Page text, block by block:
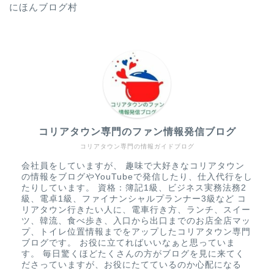
にほんブログ村
コリアタウン専門の情報ガイドブログ
コリアタウン専門のファン情報発信ブログ
会社員をしていますが、 趣味で大好きなコリアタウン
の情報をブログやYouTubeで発信したり、仕入代行をし
たりしています。 資格：簿記1級、ビジネス実務法務2
級、電卓1級、ファイナンシャルプランナー3級など コ
リアタウン行きたい人に、電車行き方、ランチ、スイー
ツ、韓流、食べ歩き、入口から出口までのお店全店マッ
プ、トイレ位置情報までをアップしたコリアタウン専門
ブログです。 お役に立てればいいなぁと思っていま
す。 毎日驚くほどたくさんの方がブログを見に来てく
ださっていますが、お役にたてているのか心配になる